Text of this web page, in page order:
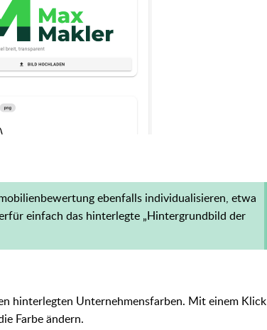
ebenfalls individualisieren, etwa
einfach das hinterlegte „Hintergrundbild der
hinterlegten Unternehmensfarben. Mit einem Klick
Farbe ändern.